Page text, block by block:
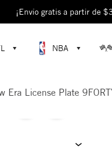
¡Envío gratis a partir de
exclusivas en la tienda
NBA
Era License Plate